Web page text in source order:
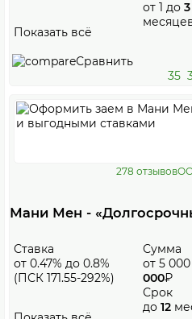
от 1 до 3
Показать всё
Сравнить
35
278 отзывов
Мани Мен -
Ставка
от 0.47% до 0.8%
(ПСК 171.55-292%)
Сумма
от 5
000₽
Срок
до 12